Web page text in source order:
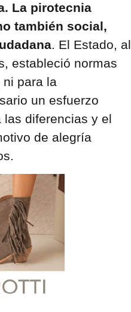
La pirotecnia
también social,
. El Estado, al
estableció normas
para la
un esfuerzo
diferencias y el
de alegría